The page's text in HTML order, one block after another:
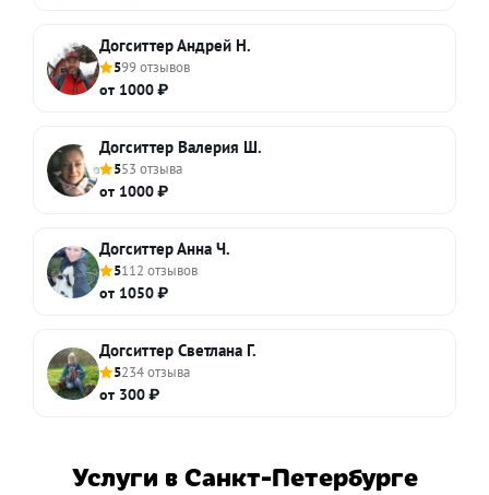
Догситтер Андрей Н.
599 отзывов
от 1000 ₽
Догситтер Валерия Ш.
553 отзыва
от 1000 ₽
Догситтер Анна Ч.
5112 отзывов
от 1050 ₽
Догситтер Светлана Г.
5234 отзыва
от 300 ₽
Услуги в Санкт-Петербурге